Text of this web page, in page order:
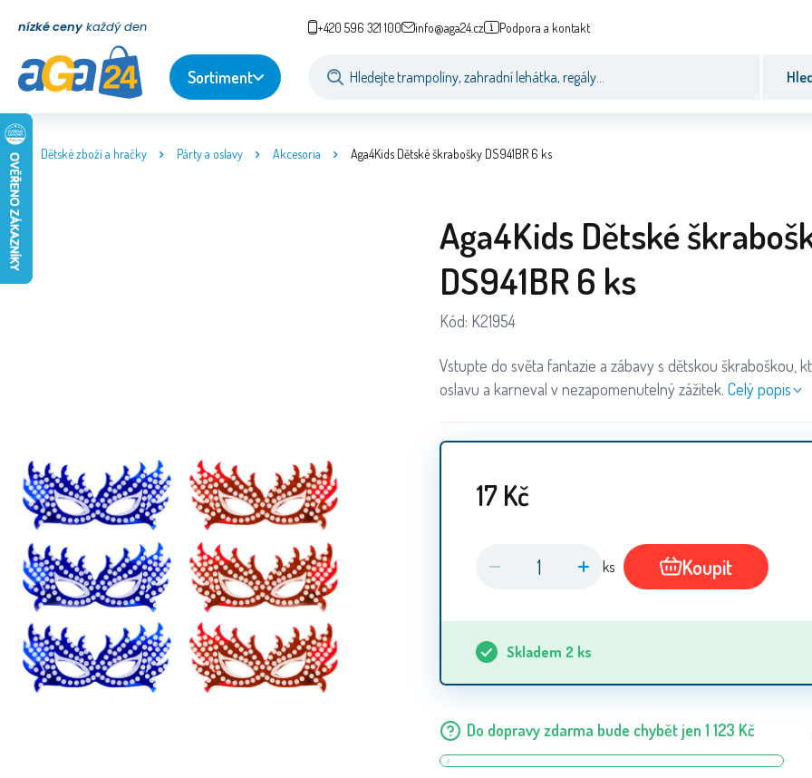
nízké ceny každý den +420 596 321 100 info@aga24.cz Podpora a kontakt
Sortiment
Dětské zboží a hračky Párty a oslavy Akcesoria Aga4Kids Dětské škrabošky DS941BR 6 ks
Aga4Kids Dětské
DS941BR 6 ks
Kód: K21954
Vstupte do světa fantazie a zábavy s dětskou škraboškou,
oslavu a karneval v nezapomenutelný zážitek. Celý popis
17 Kč
ks Koupit
Skladem 2 ks
Do dopravy zdarma bude chybět jen 1 123 Kč